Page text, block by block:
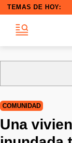
TEMAS DE HOY:
COMUNIDAD
Una